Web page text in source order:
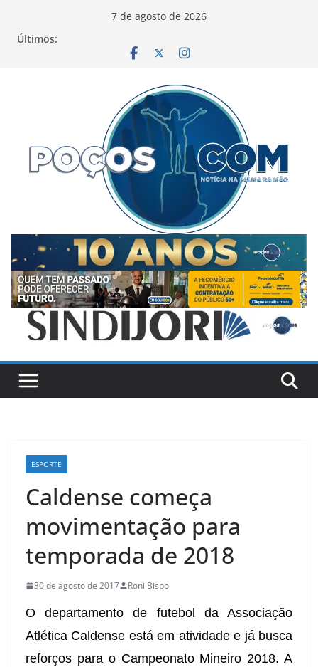
7 de agosto de 2026
Últimos:
ESPORTE
Caldense começa
movimentação para
temporada de 2018
30 de agosto de 2017 Roni Bispo
O departamento de futebol da Associação
Atlética Caldense está em atividade e já busca
reforços para o Campeonato Mineiro 2018. A